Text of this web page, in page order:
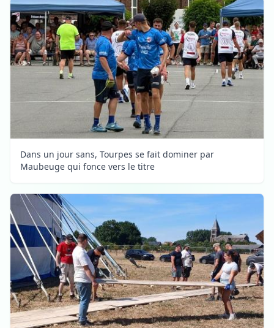
Dans un jour sans, Tourpes se fait dominer par
Maubeuge qui fonce vers le titre